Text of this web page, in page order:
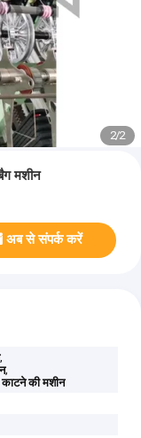
2/2
मशीन
अब से संपर्क करें
,
,
की मशीन